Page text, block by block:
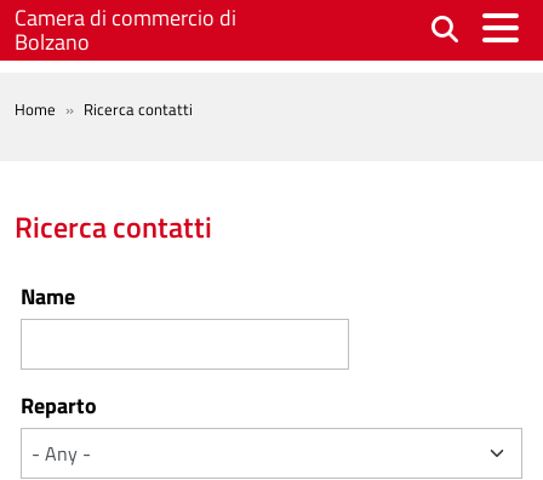
Skip to main content
Camera di commercio di
Bolzano
BREADCRUMB
Home Ricerca contatti
Ricerca contatti
Name
Reparto